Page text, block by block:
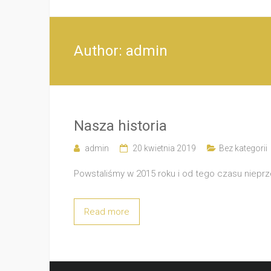
Twoje
książek
Author: admin
Nasza historia
admin 20 kwietnia 2019 Bez kategorii
Powstaliśmy w 2015 roku i od tego czasu
Read more